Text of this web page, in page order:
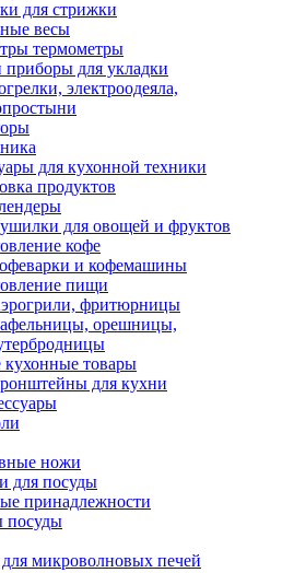
для стрижки
весы
термометры
для укладки
электроодеяла,
для кухонной техники
продуктов
для овощей и фруктов
кофе
и кофемашины
пищи
фритюрницы
орешницы,
товары
для кухни
ножи
для посуды
принадлежности
посуды
микроволновых печей